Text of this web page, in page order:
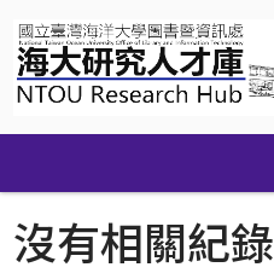
navigation
沒有相關紀錄